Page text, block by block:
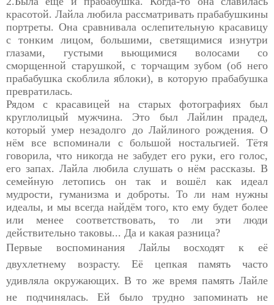
красотой. Лайла любила рассматривать прабабушкины
портреты. Она сравнивала ослепительную красавицу
с тонким лицом, большими, светящимися изнутри
глазами, густыми вьющимися волосами со
сморщенной старушкой, с торчащим зубом (об него
прабабушка скоблила яблоки), в которую прабабушка
превратилась.
Рядом с красавицей на старых фотографиях был
круглолицый мужчина. Это был Лайлин прадед,
который умер незадолго до Лайлиного рождения. О
нём все вспоминали с большой ностальгией. Тётя
говорила, что никогда не забудет его руки, его голос,
его запах. Лайла любила слушать о нём рассказы. В
семейную летопись он так и вошёл как идеал
мудрости, гуманизма и доброты. То ли нам нужны
идеалы, и мы всегда найдём того, кто ему будет более
или менее соответствовать, то ли эти люди
действительно таковы... Да и какая разница?
Первые воспоминания Лайлы восходят к её
двухлетнему возрасту. Её цепкая память часто
удивляла окружающих. В то же время память Лайле
не подчинялась. Ей было трудно запоминать не